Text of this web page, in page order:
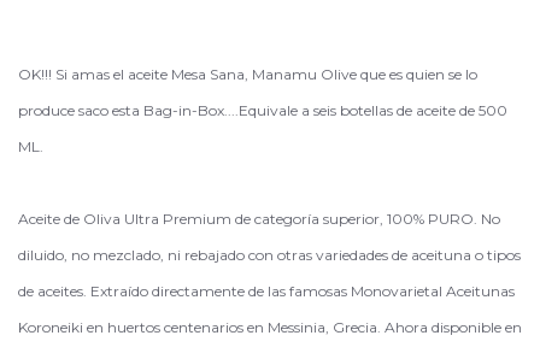
OK!!! Si amas el aceite Mesa Sana, Manamu Olive que es quien se lo
produce saco esta Bag-in-Box....Equivale a seis botellas de aceite de 500
ML.
Aceite de Oliva Ultra Premium de categoría superior, 100% PURO. No
diluido, no mezclado, ni rebajado con otras variedades de aceituna o tipos
de aceites. Extraído directamente de las famosas Monovarietal Aceitunas
Koroneiki en huertos centenarios en Messinia, Grecia. Ahora disponible en